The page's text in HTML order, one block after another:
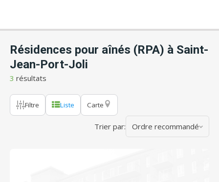
Résidences pour aînés (RPA) à Saint-
Jean-Port-Joli
3 résultats
Filtre Liste Carte
Trier par: Ordre recommandé